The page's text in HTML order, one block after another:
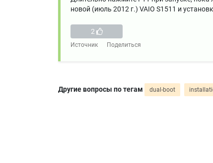
новой (июль 2012 г.) VAIO S1511 и
2
Источник Поделиться
Другие вопросы по тегам dual-boot